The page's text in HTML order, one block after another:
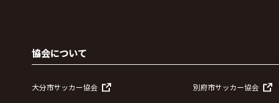
協会について
大分市サッカー協会 別府市サッカー協会